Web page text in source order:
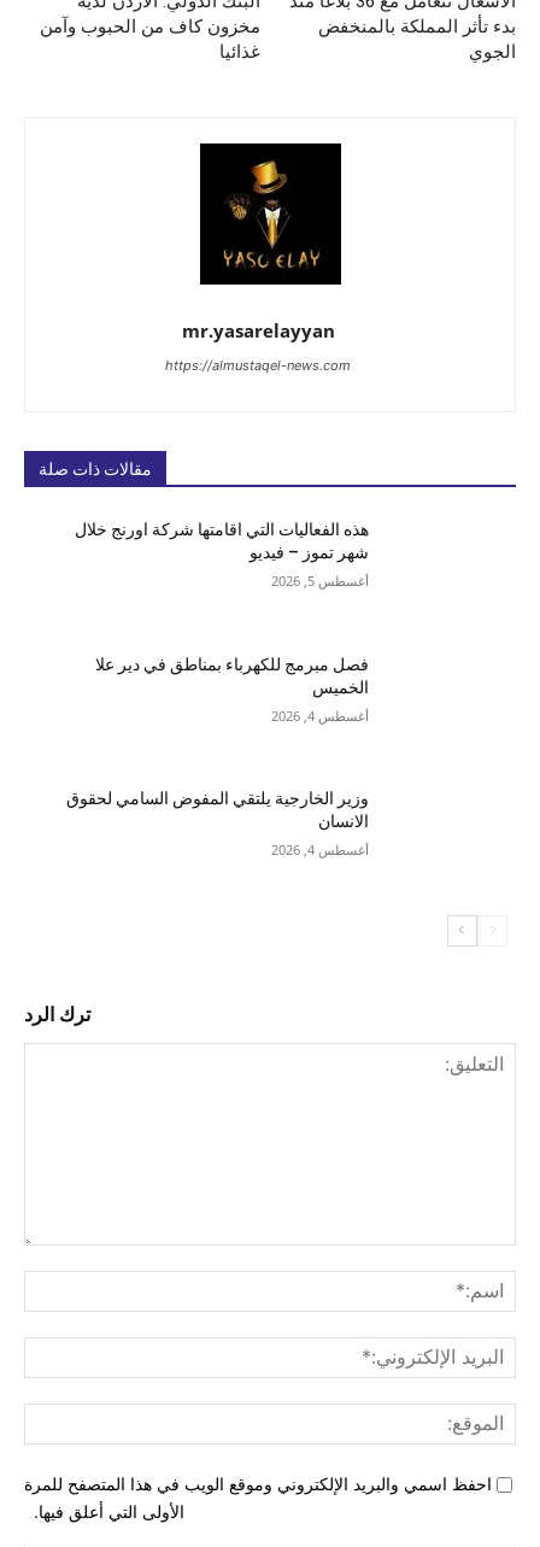
مخزون كاف من الحبوب وآمن
غذائيا
بدء تأثر المملكة بالمنخفض
الجوي
mr.yasarelayyan
https://almustaqel-news.com
مقالات ذات صلة
هذه الفعاليات التي اقامتها شركة اورنج خلال
شهر تموز – فيديو
أغسطس 5, 2026
فصل مبرمج للكهرباء بمناطق في دير علا
الخميس
أغسطس 4, 2026
وزير الخارجية يلتقي المفوض السامي لحقوق
الانسان
أغسطس 4, 2026
ترك الرد
احفظ اسمي والبريد الإلكتروني وموقع الويب في هذا المتصفح للمرة
الأولى التي أعلق فيها.